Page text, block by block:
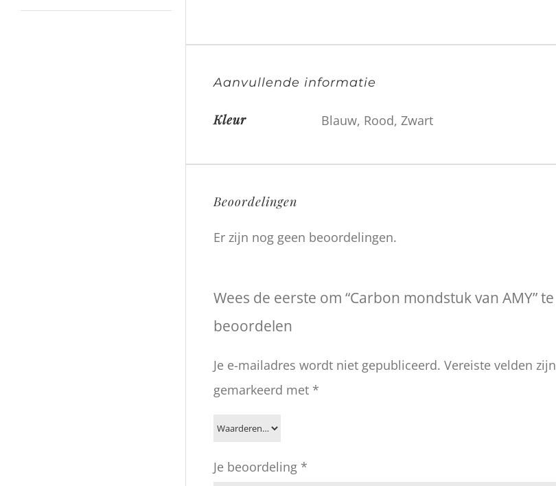
Aanvullende informatie
Kleur Blauw, Rood, Zwart
Beoordelingen
Er zijn nog geen beoordelingen.
Wees de eerste om “Carbon mondstuk van AMY” te
beoordelen
Je e-mailadres wordt niet gepubliceerd. Vereiste velden zijn
gemarkeerd met *
Je beoordeling *